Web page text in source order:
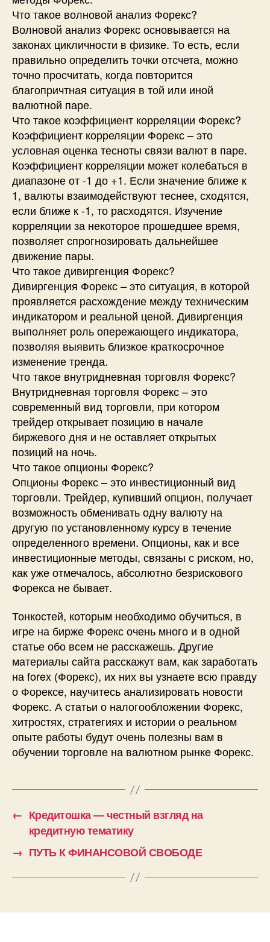
Что такое волновой анализ Форекс?
Волновой анализ Форекс основывается на
законах цикличности в физике. То есть, если
правильно определить точки отсчета, можно
точно просчитать, когда повторится
благопричтная ситуация в той или иной
валютной паре.
Что такое коэффициент корреляции Форекс?
Коэффициент корреляции Форекс – это
условная оценка тесноты связи валют в паре.
Коэффициент корреляции может колебаться в
диапазоне от -1 до +1. Если значение ближе к
1, валюты взаимодействуют теснее, сходятся,
если ближе к -1, то расходятся. Изучение
корреляции за некоторое прошедшее время,
позволяет спрогнозировать дальнейшее
движение пары.
Что такое дивиргенция Форекс?
Дивиргенция Форекс – это ситуация, в которой
проявляется расхождение между техническим
индикатором и реальной ценой. Дивиргенция
выполняет роль опережающего индикатора,
позволяя выявить близкое краткосрочное
изменение тренда.
Что такое внутридневная торговля Форекс?
Внутридневная торговля Форекс – это
современный вид торговли, при котором
трейдер открывает позицию в начале
биржевого дня и не оставляет открытых
позиций на ночь.
Что такое опционы Форекс?
Опционы Форекс – это инвестиционный вид
торговли. Трейдер, купивший опцион, получает
возможность обменивать одну валюту на
другую по установленному курсу в течение
определенного времени. Опционы, как и все
инвестиционные методы, связаны с риском, но,
как уже отмечалось, абсолютно безрискового
Форекса не бывает.
Тонкостей, которым необходимо обучиться, в
игре на бирже Форекс очень много и в одной
статье обо всем не расскажешь. Другие
материалы сайта расскажут вам, как заработать
на forex (Форекс), их них вы узнаете всю правду
о Форексе, научитесь анализировать новости
Форекс. А статьи о налогообложении Форекс,
хитростях, стратегиях и истории о реальном
опыте работы будут очень полезны вам в
обучении торговле на валютном рынке Форекс.
← Кредитошка — честный взгляд на
кредитную тематику
→ ПУТЬ К ФИНАНСОВОЙ СВОБОДЕ